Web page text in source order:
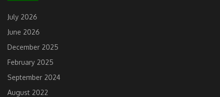
July 2026
June 2026
December 2025
February 2025
September 2024
August 2022